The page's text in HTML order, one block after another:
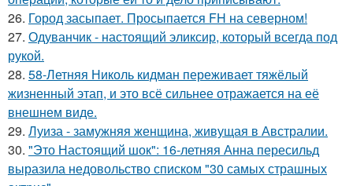
26. Город засыпает. Просыпается FH на северном!
27. Одуванчик - настоящий эликсир, который всегда под
рукой.
28. 58-Летняя Николь кидман переживает тяжёлый
жизненный этап, и это всё сильнее отражается на её
внешнем виде.
29. Луиза - замужняя женщина, живущая в Австралии.
30. "Это Настоящий шок": 16-летняя Анна пересильд
выразила недовольство списком "30 самых страшных